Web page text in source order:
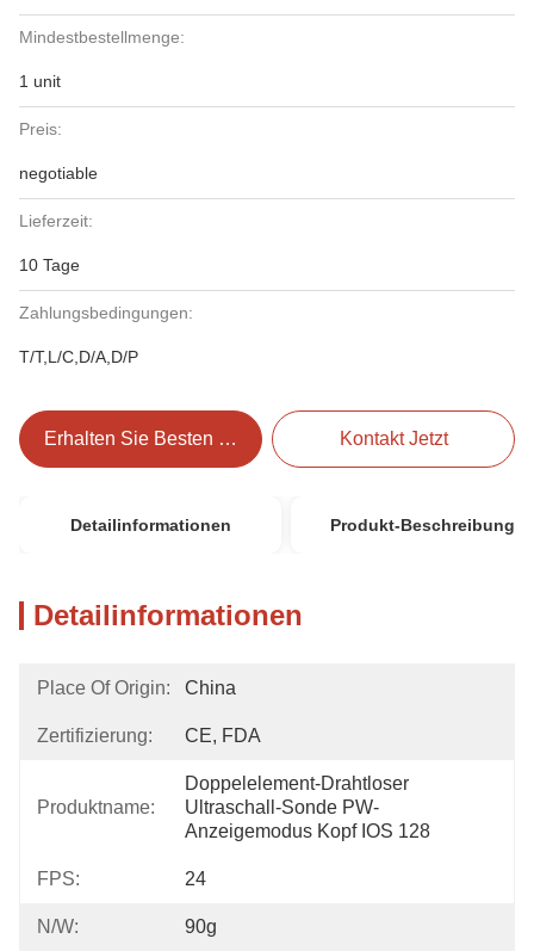
Mindestbestellmenge:
1 unit
Preis:
negotiable
Lieferzeit:
10 Tage
Zahlungsbedingungen:
T/T,L/C,D/A,D/P
Erhalten Sie Besten Preis Kontakt Jetzt
Detailinformationen Produkt-Beschreibung
Detailinformationen
Place Of Origin: China
Zertifizierung: CE, FDA
Produktname:
Doppelelement-Drahtloser
Ultraschall-Sonde PW-
Anzeigemodus Kopf IOS 128
FPS: 24
N/w: 90g